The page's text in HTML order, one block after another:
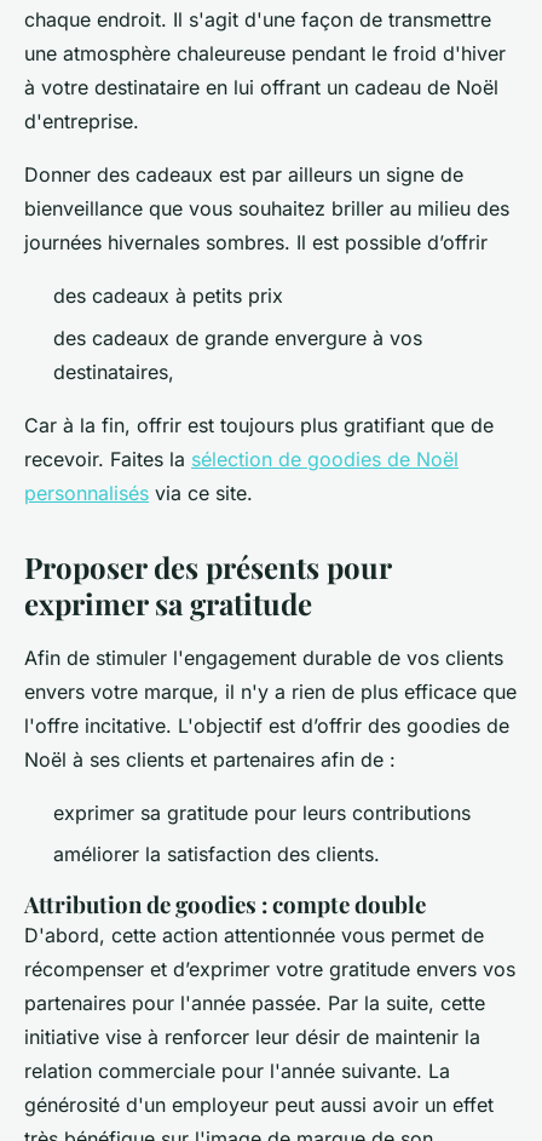
chaque endroit. Il s'agit d'une façon de transmettre
une atmosphère chaleureuse pendant le froid d'hiver
à votre destinataire en lui offrant un cadeau de Noël
d'entreprise.
Donner des cadeaux est par ailleurs un signe de
bienveillance que vous souhaitez briller au milieu des
journées hivernales sombres. Il est possible d’offrir
des cadeaux à petits prix
des cadeaux de grande envergure à vos
destinataires,
Car à la fin, offrir est toujours plus gratifiant que de
recevoir. Faites la sélection de goodies de Noël
personnalisés via ce site.
Proposer des présents pour
exprimer sa gratitude
Afin de stimuler l'engagement durable de vos clients
envers votre marque, il n'y a rien de plus efficace que
l'offre incitative. L'objectif est d’offrir des goodies de
Noël à ses clients et partenaires afin de :
exprimer sa gratitude pour leurs contributions
améliorer la satisfaction des clients.
Attribution de goodies : compte double
D'abord, cette action attentionnée vous permet de
récompenser et d’exprimer votre gratitude envers vos
partenaires pour l'année passée. Par la suite, cette
initiative vise à renforcer leur désir de maintenir la
relation commerciale pour l'année suivante. La
générosité d'un employeur peut aussi avoir un effet